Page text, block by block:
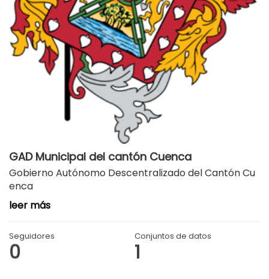
GAD Municipal del cantón Cuenca
Gobierno Autónomo Descentralizado del Cantón Cu
enca
leer más
Seguidores
0
Conjuntos de datos
1